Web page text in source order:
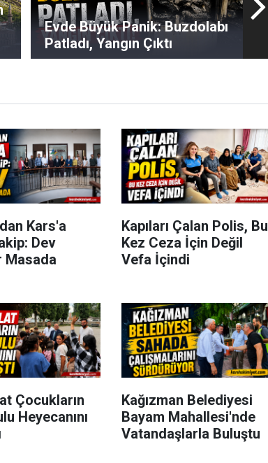
Evde Büyük Panik: Buzdolabı
Patladı, Yangın Çıktı
Kars'a
Dev
Masada
Kapıları Çalan Polis, Bu
Kez Ceza İçin Değil
Vefa İçindi
Çocukların
Heyecanını
Kağızman Belediyesi
Bayam Mahallesi'nde
Vatandaşlarla Buluştu